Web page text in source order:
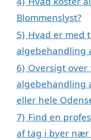
Blommenslyst?
5) Hvad er med
algebehandling
6) Oversigt over
algebehandling
eller hele
7) Find en
af tag i byer nær